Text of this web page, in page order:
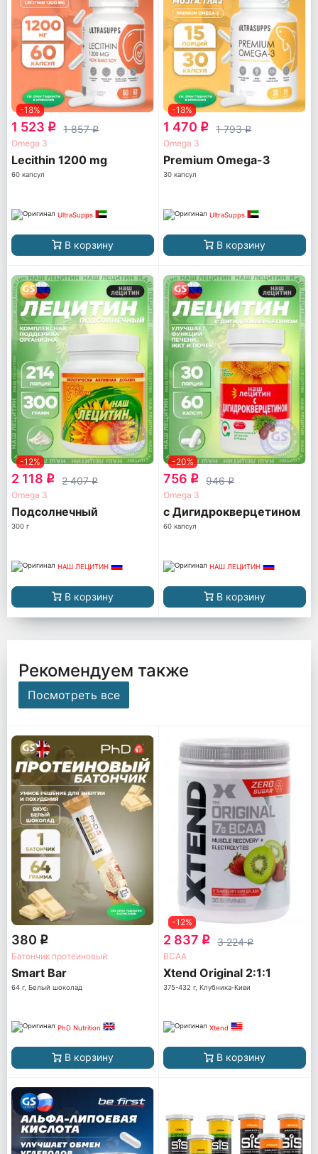
-18%
1 523 q 1 857q
Omega 3
Lecithin 1200 mg
60 капсул
UltraSupps
В корзину
-18%
1 470 q 1 793q
Omega 3
Premium Omega-3
30 капсул
UltraSupps
В корзину
-12%
2 118 q 2 407q
Omega 3
Подсолнечный
300 г
НАШ ЛЕЦИТИН
В корзину
-20%
756 q 946q
Omega 3
с Дигидрокверцетином
60 капсул
НАШ ЛЕЦИТИН
В корзину
Рекомендуем также
Посмотреть все
380 q
Батончик протеиновый
Smart Bar
64 г, Белый шоколад
PhD Nutrition
В корзину
-12%
2 837 q 3 224q
ВСАА
Xtend Original 2:1:1
375-432 г, Клубника-Киви
Xtend
В корзину